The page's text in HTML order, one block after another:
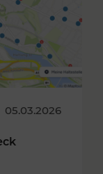
05.03.2026